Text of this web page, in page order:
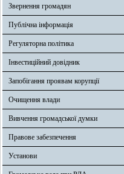
Звернення громадян
Публічна інформація
Регуляторна політика
Інвестиційний довідник
Запобігання проявам корупції
Очищення влади
Вивчення громадської думки
Правове забезпечення
Установи